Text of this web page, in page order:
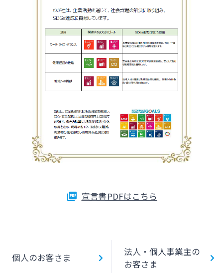
宣言書PDFはこちら
個人のお客さま
法人・個人事業主の
お客さま